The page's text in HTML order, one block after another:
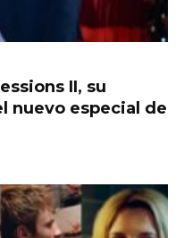
II, su
nuevo especial de